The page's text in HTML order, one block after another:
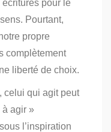
pour le
Pourtant,
propre
complètement
liberté de choix.
celui qui agit peut
à agir »
l’inspiration